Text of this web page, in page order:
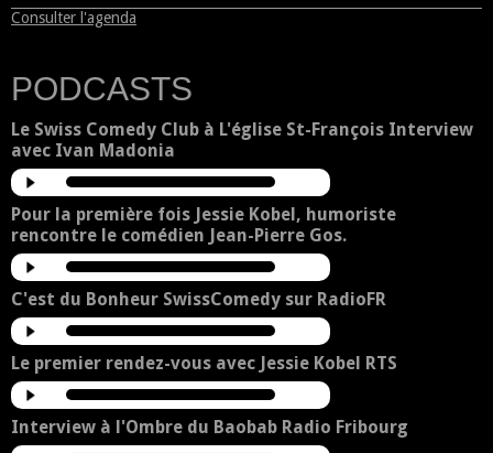
Consulter l'agenda
PODCASTS
Le Swiss Comedy Club à L'église St-François Interview
avec Ivan Madonia
Pour la première fois Jessie Kobel, humoriste
rencontre le comédien Jean-Pierre Gos.
C'est du Bonheur SwissComedy sur RadioFR
Le premier rendez-vous avec Jessie Kobel RTS
Interview à l'Ombre du Baobab Radio Fribourg